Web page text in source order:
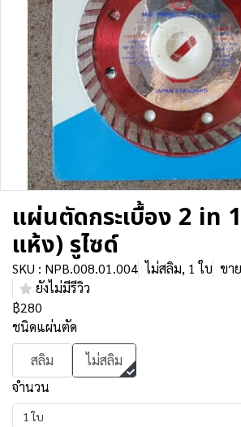
แผ่นตัดกระเบื้อง 2 in
แห้ง) รูไซด์
SKU : NPB.008.01.004 ไม่สลิม, 1 ใบ ขา
ยังไม่มีรีวิว
฿280
ชนิดแผ่นตัด
สลิม
ไม่สลิม
จำนวน
1 ใบ